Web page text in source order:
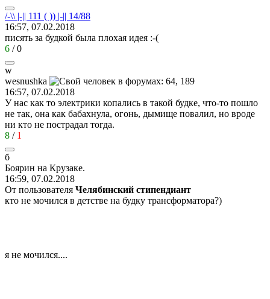
/-\\ |-|| 111 ( )) |-|| 14/88
16:57, 07.02.2018
писять за будкой была плохая идея :-(
6 /0
w
wesnushka
16:57, 07.02.2018
У нас как то электрики копались в такой будке, что-то пошло
не так, она как бабахнула, огонь, дымище повалил, но вроде
ни кто не пострадал тогда.
8 / 1
б
Боярин на Крузаке.
16:59, 07.02.2018
От пользователя Челябинский стипендиант
кто не мочился в детстве на будку трансформатора?)
я не мочился....